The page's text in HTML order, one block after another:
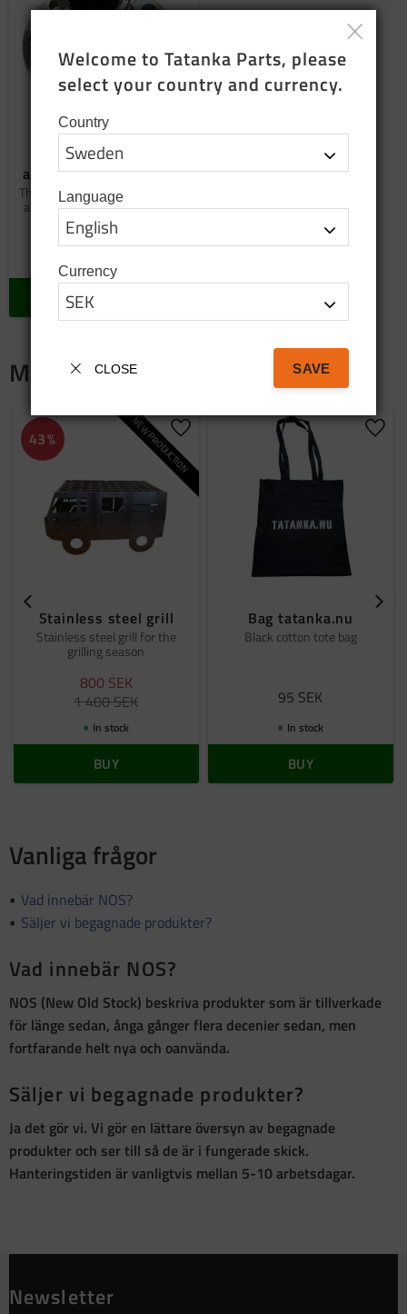
Companion flange for
axles and transfer case
The product is for front and rear
axle Pos: 41 and transfer case
Pos 27 and 43
2 625SEK
BUY
Merch
Stainless steel grill
Stainless steel grill for the
grilling season
800 SEK
1 400SEK
43% NEW PRODUCTIONAdd to favorites
In stock
BUY
Bag tatanka.nu
Black cotton tote bag
95 SEK
Add
In stock
BUY
Vanliga frågor
Vad innebär NOS?
Säljer vi begagnade produkter?
Vad innebär NOS?
NOS (New Old Stock) beskriva produkter som ärtillverkade
för länge sedan, ånga gånger flera decenier sedan, men
fortfarande helt nya och oanvända.
Säljer vi begagnade produkter?
Ja det gör vi. Vi gör en lättare översyn av begagnade
produkter och ser till så de är i fungerade skick.
Hanteringstiden är vanligtvis mellan 5-10 arbetsdagar.
Newsletter
Welcome to Tatanka Parts, please
select your country and currency.
Country
Language
Currency
CLOSE SAVE